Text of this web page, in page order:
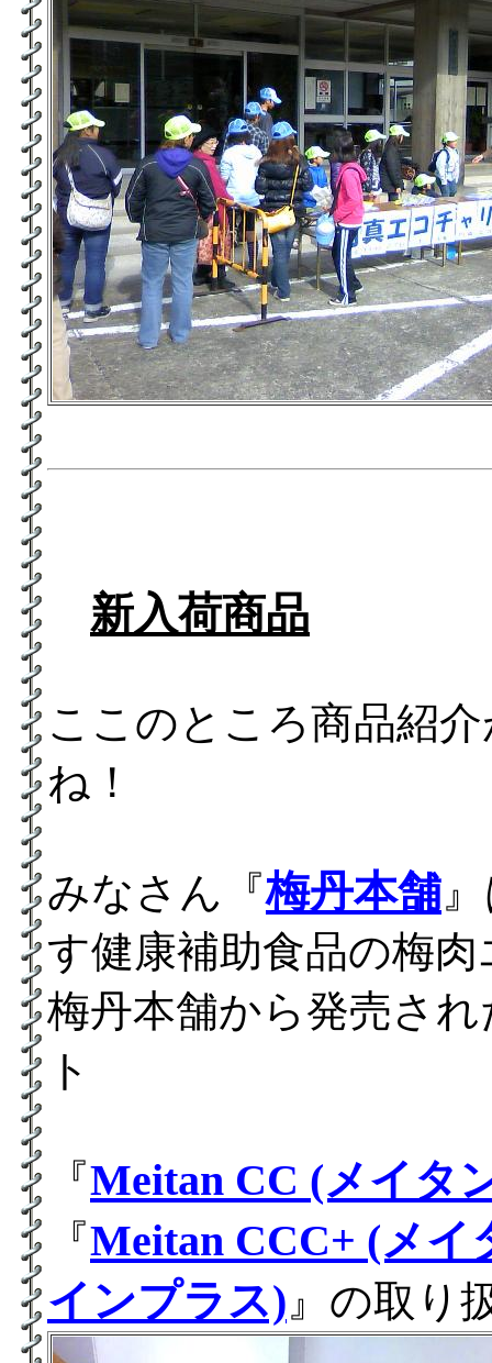
新入荷商品
ここのところ商品紹
ね！
みなさん『梅丹本舗
す健康補助食品の梅
梅丹本舗から発売さ
ト
『Meitan CC (メイタ
『Meitan CCC+ (メ
インプラス) 』の取り